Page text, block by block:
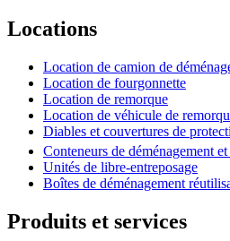
Locations
Location de camion de
Location de fourgonnette
Location de remorque
Location de véhicule de
Diables et couvertures de
Conteneurs de déménagement
Unités de libre-entreposage
Boîtes de déménagement
Produits et services